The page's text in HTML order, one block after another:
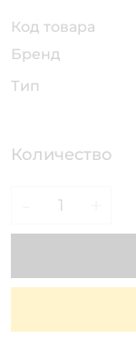
Код товара
Бренд
Тип
Количество